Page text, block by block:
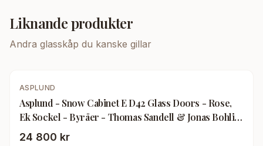
Liknande produkter
Andra glasskåp du kanske gillar
ASPLUND
Asplund - Snow Cabinet E D42 Glass Doors - Rose,
Ek Sockel - Byråer - Thomas Sandell & Jonas Bohlin
- Beige - Trä
24 800 kr